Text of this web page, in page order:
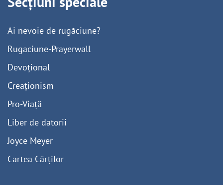
Ai nevoie de rugăciune?
Rugaciune-Prayerwall
Devoțional
Creaționism
Pro-Viață
Liber de datorii
Joyce Meyer
Cartea Cărților